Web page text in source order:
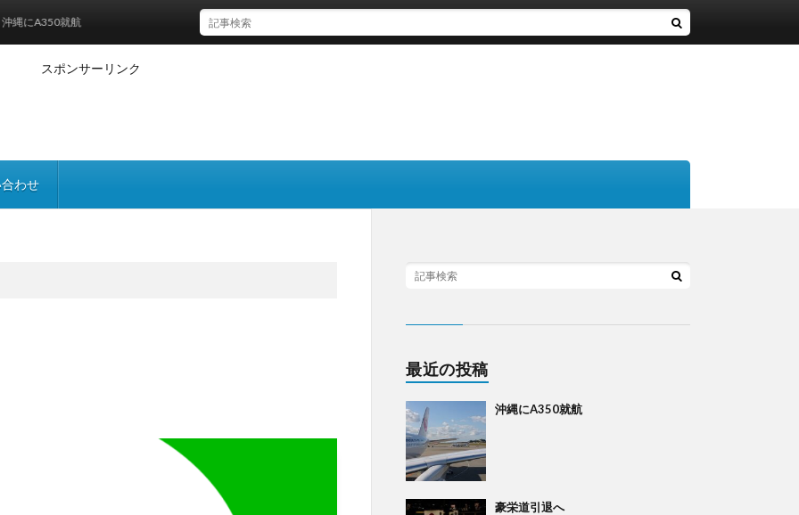
スポンサーリンク
わせ
A350就航
最近の投稿
沖縄にA350就航
豪栄道引退へ